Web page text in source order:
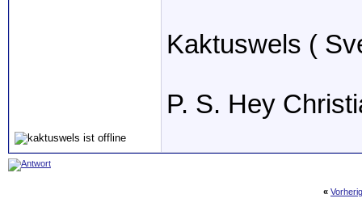
Kaktuswels (
P. S. Hey
«